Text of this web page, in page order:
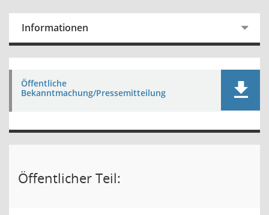
Informationen
Öffentliche
Bekanntmachung/Pressemitteilung
Öffentlicher Teil: